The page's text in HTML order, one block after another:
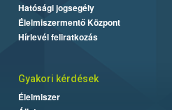
Hatósági jogsegély
Élelmiszermentő Központ
Hírlevél feliratkozás
Gyakori kérdések
Élelmiszer